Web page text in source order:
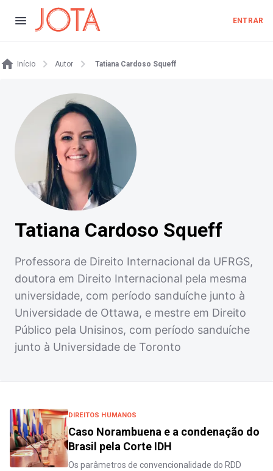
ENTRAR
Início Autor Tatiana Cardoso Squeff
Tatiana Cardoso Squeff
Professora de Direito Internacional da UFRGS,
doutora em Direito Internacional pela mesma
universidade, com período sanduíche junto à
Universidade de Ottawa, e mestre em Direito
Público pela Unisinos, com período sanduíche
junto à Universidade de Toronto
DIREITOS HUMANOS
Caso Norambuena e a condenação do
Brasil pela Corte IDH
Os parâmetros de convencionalidade do RDD